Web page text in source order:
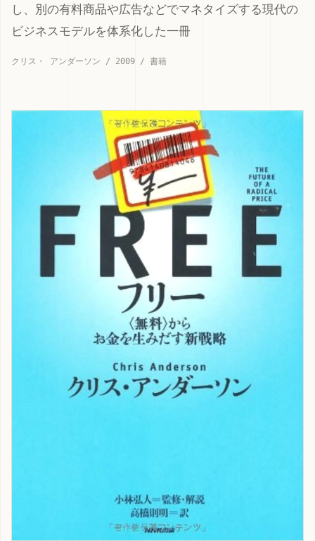
し、別の有料商品や広告などでマネタイズする現代の
ビジネスモデルを体系化した一冊
クリス・ アンダーソン / 2009 / 書籍